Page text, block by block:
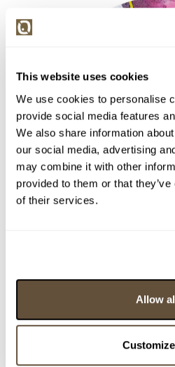
This website uses cookies
We use cookies to personalise
provide social media features
We also share information
our social media, advertising
may combine it with other
provided to them or that
of their services.
Allow
Customize